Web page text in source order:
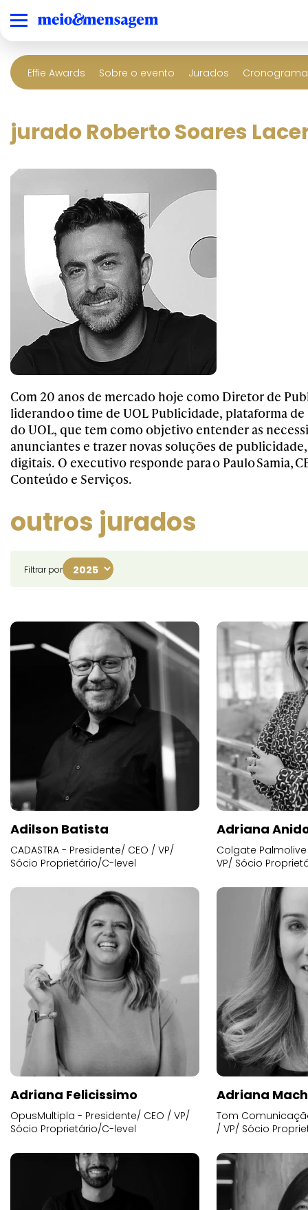
Effie Awards Sobre o evento Jurados
jurado Roberto Soares
Com 20 anos de mercado hoje como Diretor de
liderando o time de UOL Publicidade, plataforma
do UOL, que tem como objetivo entender as
anunciantes e trazer novas soluções de
digitais. O executivo responde para o Paulo Samia,
Conteúdo e Serviços.
outros jurados
Filtrar por
Adilson Batista
CADASTRA - Presidente/ CEO / VP/
Sócio Proprietário/C-level
Adriana
Colgate
VP/ Sócio
Adriana Felicissimo
OpusMultipla - Presidente/ CEO / VP/
Sócio Proprietário/C-level
Adriana
Tom
/ VP/ Sócio